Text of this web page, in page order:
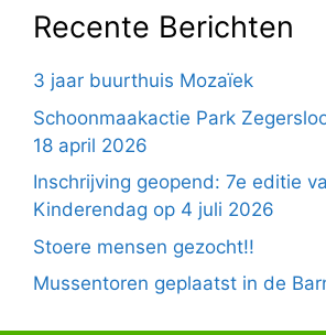
Recente Berichten
3 jaar buurthuis Mozaïek
Schoonmaakactie Park
18 april 2026
Inschrijving geopend: 7e editie
Kinderendag op 4 juli 2026
Stoere mensen gezocht!!
Mussentoren geplaatst in de